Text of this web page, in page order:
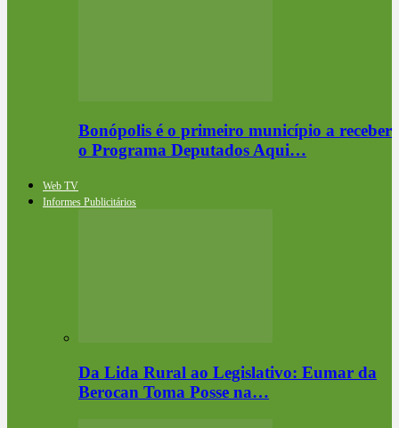
Bonópolis é o primeiro município a receber
o Programa Deputados Aqui…
Web TV
Informes Publicitários
Da Lida Rural ao Legislativo: Eumar da
Berocan Toma Posse na…